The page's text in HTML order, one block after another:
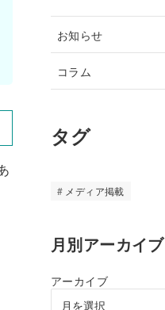
お知らせ
コラム
タグ
メディア掲載
月別アーカイブ
アーカイブ